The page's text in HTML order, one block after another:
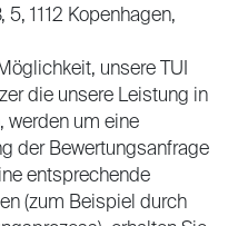
1112 Kopenhagen,
unsere TUI
die unsere Leistung in
werden um eine
der Bewertungsanfrage
entsprechende
(zum Beispiel durch